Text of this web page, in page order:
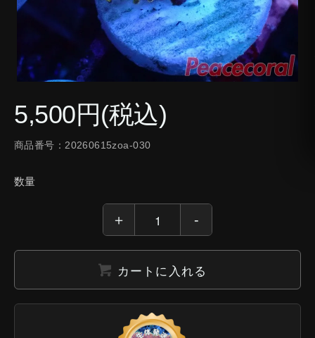
5,500円(税込)
商品番号：20260615zoa-030
数量
カートに入れる